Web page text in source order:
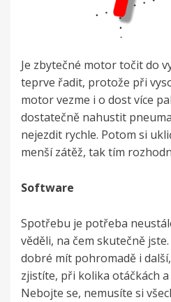
Je zbytečné motor točit do
teprve řadit, protože při
motor vezme i o dost více
dostatečně nahustit
nejezdit rychle. Potom si
menší zátěž, tak tím
Software
Spotřebu je potřeba
věděli, na čem skutečně
dobré mít pohromadě i
zjistíte, při kolika otáčkách
Nebojte se, nemusíte si